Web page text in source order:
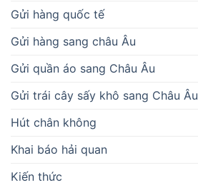
Gửi hàng quốc tế
Gửi hàng sang châu Âu
Gửi quần áo sang Châu Âu
Gửi trái cây sấy khô sang Châu Âu
Hút chân không
Khai báo hải quan
Kiến thức